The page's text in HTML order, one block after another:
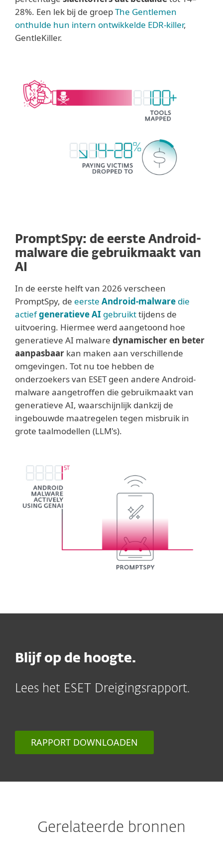
28%. Een lek bij de groepThe Gentlemen
onthulde hun intern ontwikkelde EDR-killer,
GentleKiller.
PromptSpy: de eerste Android-
malware die gebruikmaakt van
AI
In de eerste helft van 2026 verscheen
PromptSpy, de eerste Android-malware die
actiefgeneratieve AI gebruikttijdens de
uitvoering. Hiermee werd aangetoond hoe
generatieve AI malware dynamischer en beter
aanpasbaar kan maken aan verschillende
omgevingen. Tot nu toe hebben de
onderzoekers van ESET geen andere Android-
malware aangetroffen die gebruikmaakt van
generatieve AI, waarschijnlijk dankzij de
ingebouwde maatregelen tegen misbruik in
grote taalmodellen (LLM's).
Blijf op de hoogte.
Lees het ESET Dreigingsrapport.
RAPPORT DOWNLOADEN
Gerelateerde bronnen